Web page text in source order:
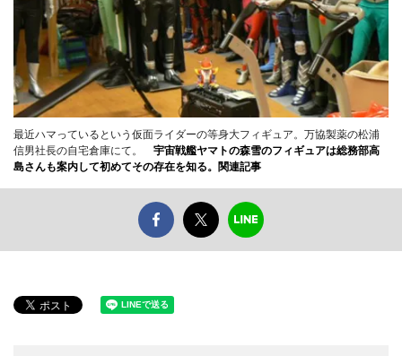
最近ハマっているという仮面ライダーの等身大フィギュア。万協製薬の松浦
信男社長の自宅倉庫にて。 宇宙戦艦ヤマトの森雪のフィギュアは総務部高
島さんも案内して初めてその存在を知る。 関連記事